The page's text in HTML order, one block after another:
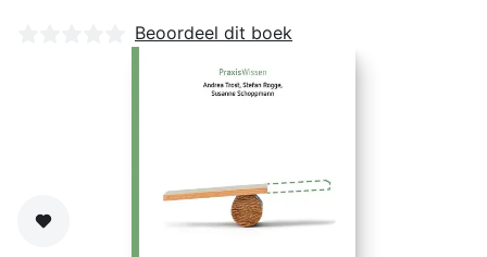
Nog geen beoordelingen
Beoordeel dit boek
Zet op verlanglijst